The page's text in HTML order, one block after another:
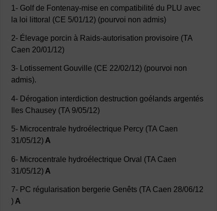
1- Golf de Fontenay-mise en compatibilité du PLU avec
la loi littoral (CE 5/01/12) (pourvoi non admis)
2- Élevage porcin à Raids-autorisation provisoire (TA
Caen 20/01/12)
3- Lotissement Gouville (CE 22/02/12) (pourvoi non
admis).
4- Dérogation interdiction destruction goélands argentés
Iles Chausey (TA 9/05/12)
5- Microcentrale hydroélectrique Percy (TA Caen
31/05/12)A
6- Microcentrale hydroélectrique Orval (TA Caen
31/05/12)A
7- PC régularisation bergerie Genêts (TA Caen 28/06/12
)A